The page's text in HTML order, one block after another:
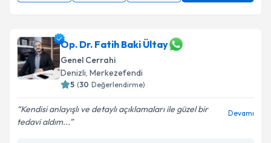
Op. Dr. Fatih Baki Ültay
Genel Cerrahi
Denizli, Merkezefendi
5 (30 Değerlendirme)
Kendisi anlayışlı ve detaylı açıklamaları ile güzel bir
tedavi aldım...
Devamı